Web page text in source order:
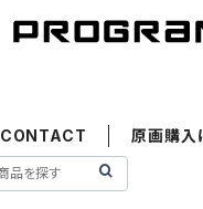
CONTACT
原画購入